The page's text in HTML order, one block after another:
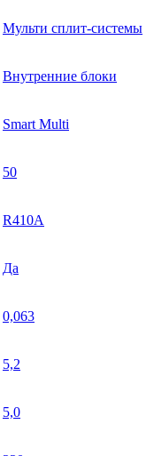
Мульти сплит-системы
Внутренние блоки
Smart Multi
50
R410A
Да
0,063
5,2
5,0